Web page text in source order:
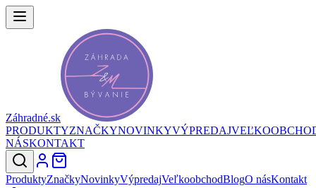
Záhradné.sk
PRODUKTYZNAČKYNOVINKYVÝPREDAJ
NÁSKONTAKT
ProduktyZnačkyNovinkyVýpredajVeľkoobchodBlogO násKontakt